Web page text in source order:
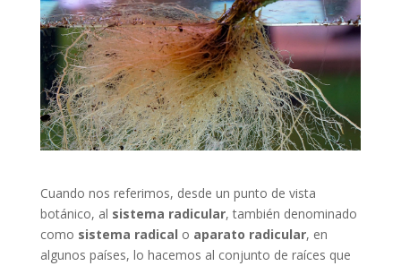
Cuando nos referimos, desde un punto de vista
botánico, al sistema radicular, también denominado
como sistema radical o aparato radicular, en
algunos países, lo hacemos al conjunto de raíces que